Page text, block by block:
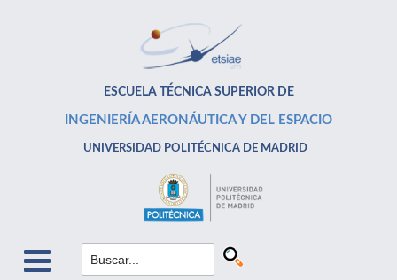
ESCUELA TÉCNICA SUPERIOR DE
INGENIERÍA AERONÁUTICA Y DEL ESPACIO
UNIVERSIDAD POLITÉCNICA DE MADRID